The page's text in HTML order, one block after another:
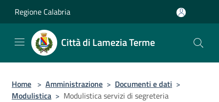
Regione Calabria
Città di Lamezia Terme
Home > Amministrazione > Documenti e dati >
Modulistica > Modulistica servizi di segreteria